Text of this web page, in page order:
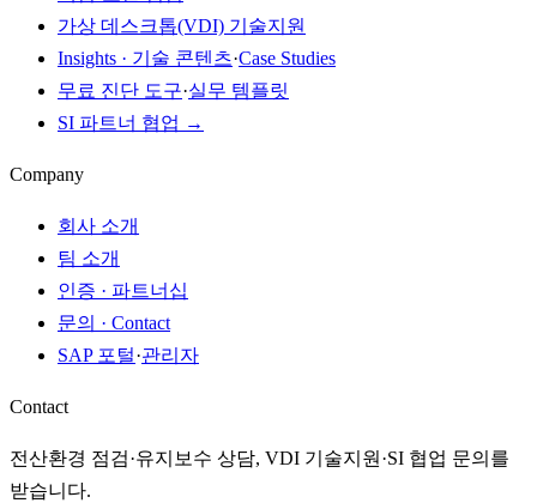
가상 데스크톱(VDI) 기술지원
Insights · 기술 콘텐츠·Case Studies
무료 진단 도구·실무 템플릿
SI 파트너 협업 →
Company
회사 소개
팀 소개
인증 · 파트너십
문의 · Contact
SAP 포털·관리자
Contact
전산환경 점검·유지보수 상담, VDI 기술지원·SI 협업 문의를
받습니다.